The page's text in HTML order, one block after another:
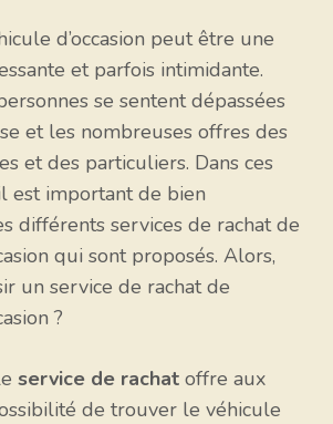
d’occasion peut être une
et parfois intimidante.
se sentent dépassées
et les nombreuses offres des
et des particuliers. Dans ces
est important de bien
différents services de rachat de
qui sont proposés. Alors,
un service de rachat de
?
service de rachat offre aux
de trouver le véhicule